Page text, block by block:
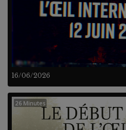
16/06/2026
26 Minutes